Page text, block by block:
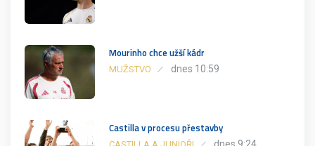
Mourinho chce užší kádr
MUŽSTVO dnes 10:59
Castilla v procesu přestavby
dnes 9:24